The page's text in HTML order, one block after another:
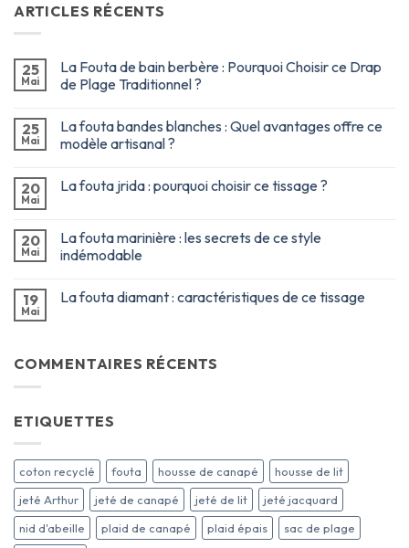
ARTICLES RÉCENTS
25
Mai
La Fouta de bain berbère : Pourquoi Choisir ce Drap
de Plage Traditionnel ?
25
Mai
La fouta bandes blanches : Quel avantages offre ce
modèle artisanal ?
20
Mai
La fouta jrida : pourquoi choisir ce tissage ?
20
Mai
La fouta marinière : les secrets de ce style
indémodable
19
Mai
La fouta diamant : caractéristiques de ce tissage
COMMENTAIRES RÉCENTS
ETIQUETTES
coton recyclé fouta housse de canapé
housse de lit
jeté Arthur
jeté de canapé jeté de lit
jeté jacquard
nid d'abeille
plaid de canapé plaid épais
sac de plage